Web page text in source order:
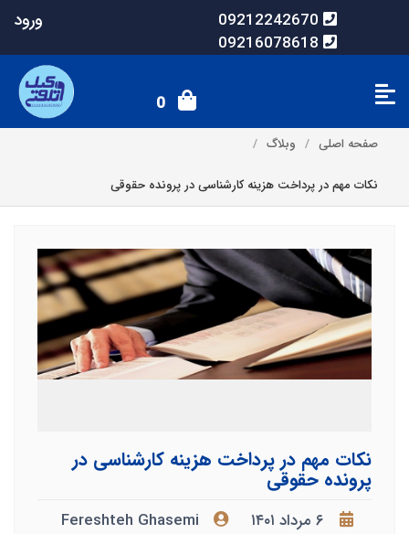
09212242670
09216078618
ورود
0
صفحه اصلی وبلاگ
نکات مهم در پرداخت هزینه کارشناسی در پرونده حقوقی
نکات مهم در پرداخت هزینه کارشناسی در
پرونده حقوقی
۶ مرداد ۱۴۰۱
Fereshteh Ghasemi